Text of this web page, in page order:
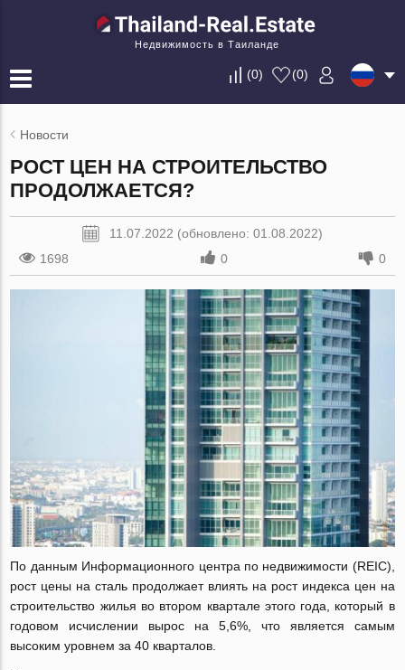
Недвижимость в Таиланде
(0) (0)
Новости
РОСТ ЦЕН НА СТРОИТЕЛЬСТВО
ПРОДОЛЖАЕТСЯ?
11.07.2022 (обновлено: 01.08.2022)
1698
0 0
По данным Информационного центра по недвижимости (REIC),
рост цены на сталь продолжает влиять на рост индекса цен на
строительство жилья во втором квартале этого года, который в
годовом исчислении вырос на 5,6%, что является самым
высоким уровнем за 40 кварталов.